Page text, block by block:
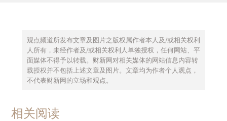
观点频道所发布文章及图片之版权属作者本人及/或相关权利
人所有，未经作者及/或相关权利人单独授权，任何网站、平
面媒体不得予以转载。财新网对相关媒体的网站信息内容转
载授权并不包括上述文章及图片。文章均为作者个人观点，
不代表财新网的立场和观点。
相关阅读